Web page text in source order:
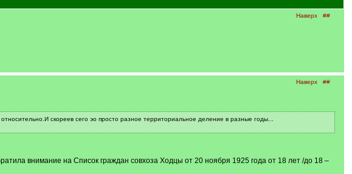
Наверх ##
Наверх ##
скореев сего эо просто разное территориальное деление в разные годы...
внимание на Список граждан совхоза Ходцы от 20 ноября 1925 года от 18 лет /до 18 –